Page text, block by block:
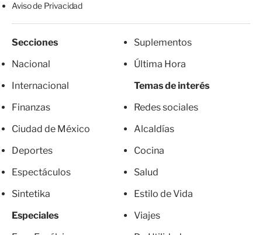
Aviso de Privacidad
Secciones
Nacional
Internacional
Finanzas
Ciudad de México
Deportes
Espectáculos
Sintetika
Especiales
Suplementos
Última Hora
Temas de interés
Redes sociales
Alcaldías
Cocina
Salud
Estilo de Vida
Viajes